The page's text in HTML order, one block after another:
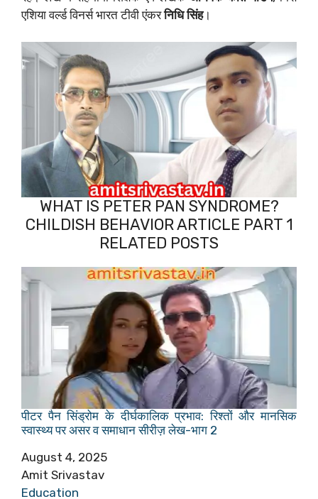
एशिया वर्ल्ड विनर्स भारत टीवी एंकरनिधि सिंह।
WHAT IS PETER PAN SYNDROME?
CHILDISH BEHAVIOR ARTICLE PART 1
RELATED POSTS
पीटर पैन सिंड्रोम के दीर्घकालिक प्रभाव: रिश्तों और मानसिक
स्वास्थ्य पर असर व समाधान सीरीज़ लेख-भाग 2
Date
August 4, 2025
Author
Amit Srivastav
In relation to
Education